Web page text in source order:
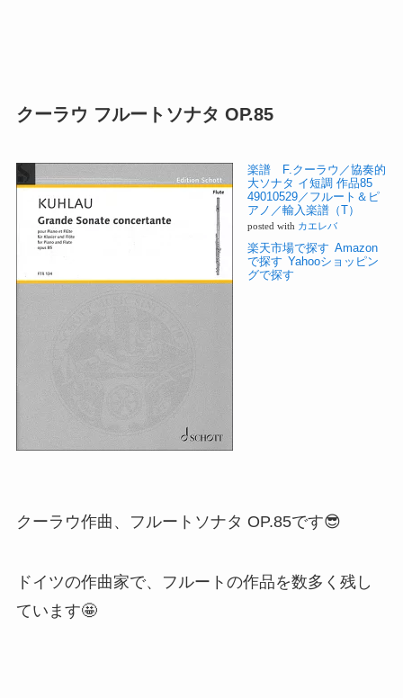
クーラウ フルートソナタ OP.85
楽譜 F.クーラウ／協奏的
大ソナタ イ短調 作品85
49010529／フルート＆ピ
アノ／輸入楽譜（T）
posted with カエレバ
楽天市場で探す Amazon
で探す Yahooショッピン
グで探す
クーラウ作曲、フルートソナタ OP.85です😎
ドイツの作曲家で、フルートの作品を数多く残し
ています🤩